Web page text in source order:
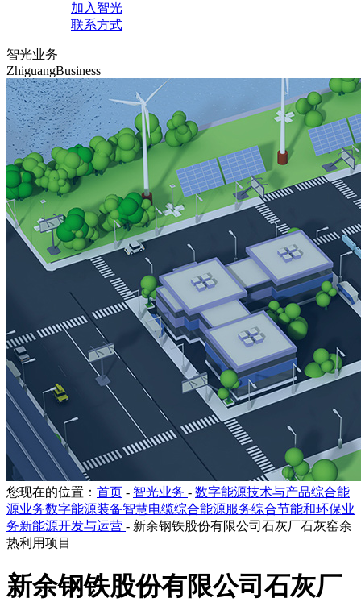
加入智光
联系方式
智光业务
ZhiguangBusiness
您现在的位置： 首页 - 智光业务 - 数字能源技术与产品综合能
源业务数字能源装备智慧电缆综合能源服务综合节能和环保业
务新能源开发与运营 - 新余钢铁股份有限公司石灰厂石灰窑余
热利用项目
新余钢铁股份有限公司石灰厂